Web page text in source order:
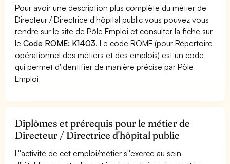
Pour avoir une description plus complète du métier de
Directeur / Directrice d'hôpital public vous pouvez vous
rendre sur le site de Pôle Emploi et consulter la fiche sur
leCode ROME: K1403. Le code ROME (pour Répertoire
opérationnel des métiers et des emplois) est un code
qui permet d'identifier de manière précise par Pôle
Emploi
Diplômes et prérequis pour le métier de
Directeur / Directrice d'hôpital public
L''activité de cet emploi/métier s''exerce au sein